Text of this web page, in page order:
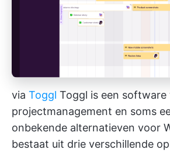
via Toggl Toggl is een software
projectmanagement en soms
onbekende alternatieven voor
bestaat uit drie verschillende